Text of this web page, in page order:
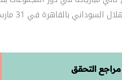
مراجع التحقق